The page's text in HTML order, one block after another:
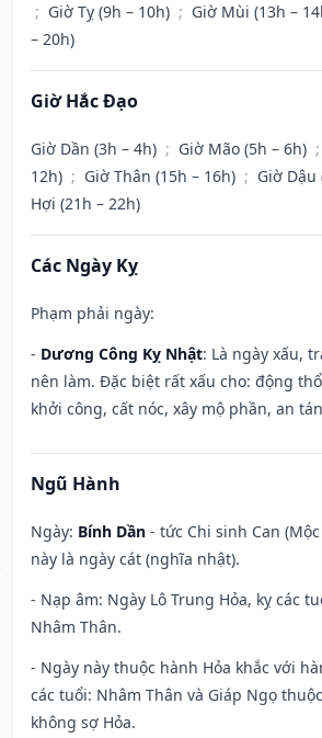
; Giờ Tỵ (9h – 10h) ; Giờ Mùi (13h –
– 20h)
Giờ Hắc Đạo
Giờ Dần (3h – 4h) ; Giờ Mão (5h – 6h) ;
12h) ; Giờ Thân (15h – 16h) ; Giờ Dậu
Hợi (21h – 22h)
Các Ngày Kỵ
Phạm phải ngày:
- Dương Công Kỵ Nhật: Là ngày xấu,
nên làm. Đặc biệt rất xấu cho: động
khởi công, cất nóc, xây mộ phần, an
Ngũ Hành
Ngày: Bính Dần - tức Chi sinh Can
này là ngày cát (nghĩa nhật).
- Nạp âm: Ngày Lô Trung Hỏa, kỵ các
Nhâm Thân.
- Ngày này thuộc hành Hỏa khắc với
các tuổi: Nhâm Thân và Giáp Ngọ
không sợ Hỏa.